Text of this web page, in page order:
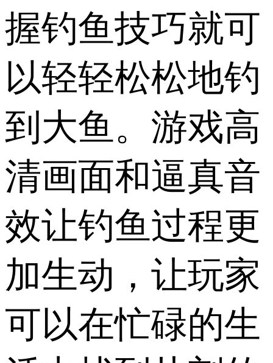
握钓鱼技巧就可
以轻轻松松地钓
到大鱼。游戏高
清画面和逼真音
效让钓鱼过程更
加生动，让玩家
可以在忙碌的生